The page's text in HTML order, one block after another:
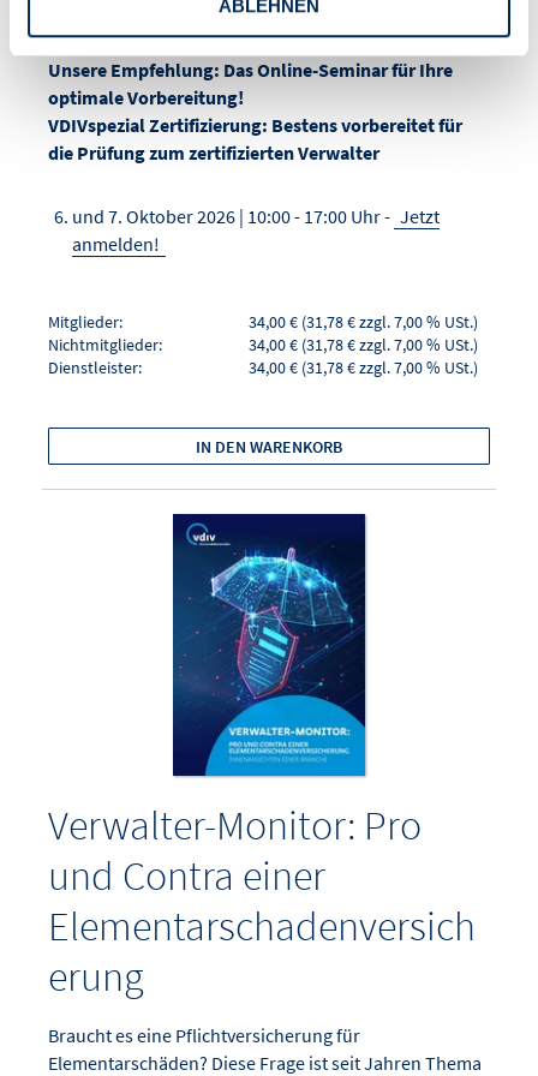
ABLEHNEN
lesbar in Ihrem VDIV-Kundenaccount)
Unsere Empfehlung: Das Online-Seminar für Ihre
optimale Vorbereitung!
VDIVspezial Zertifizierung: Bestens vorbereitet für
die Prüfung zum zertifizierten Verwalter
und 7. Oktober 2026 | 10:00 - 17:00 Uhr - Jetzt
anmelden!
Mitglieder:
34,00 € (31,78 € zzgl. 7,00 % USt.)
Nichtmitglieder:
34,00 € (31,78 € zzgl. 7,00 % USt.)
Dienstleister:
34,00 € (31,78 € zzgl. 7,00 % USt.)
IN DEN WARENKORB
Verwalter-Monitor: Pro
und Contra einer
Elementarschadenversich
erung
Braucht es eine Pflichtversicherung für
Elementarschäden? Diese Frage ist seit Jahren Thema